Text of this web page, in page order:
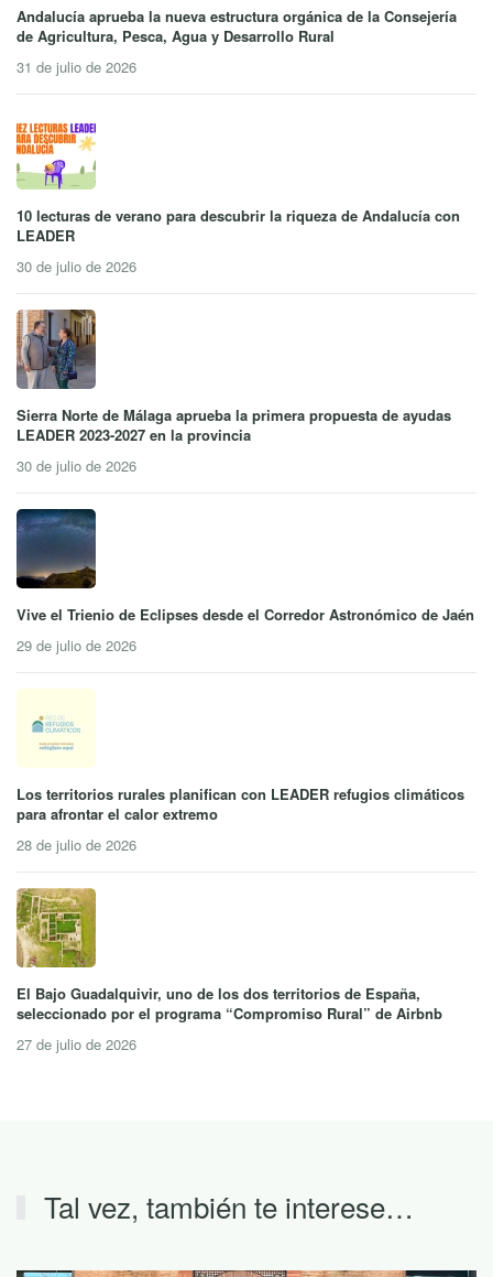
Andalucía aprueba la nueva estructura orgánica de la Consejería
de Agricultura, Pesca, Agua y Desarrollo Rural
31 de julio de 2026
10 lecturas de verano para descubrir la riqueza de Andalucía con
LEADER
30 de julio de 2026
Sierra Norte de Málaga aprueba la primera propuesta de ayudas
LEADER 2023-2027 en la provincia
30 de julio de 2026
Vive el Trienio de Eclipses desde el Corredor Astronómico de Jaén
29 de julio de 2026
Los territorios rurales planifican con LEADER refugios climáticos
para afrontar el calor extremo
28 de julio de 2026
El Bajo Guadalquivir, uno de los dos territorios de España,
seleccionado por el programa “Compromiso Rural” de Airbnb
27 de julio de 2026
Tal vez, también te interese…